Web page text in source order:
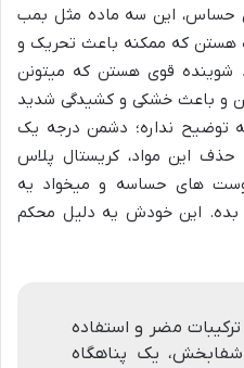
حساس، این سه ماده مثل بمب
هستن که ممکنه باعث تحریک و
شوینده قوی هستن که میتونن
و باعث خشکی و کشیدگی شدید
توضیح نداره؛ دشمن درجه یک
این مواد، کریستال پلاس
های حساسه و میخواد یه
بده. این خودش یه دلیل محکم
مضر و استفاده
یک پناهگاه